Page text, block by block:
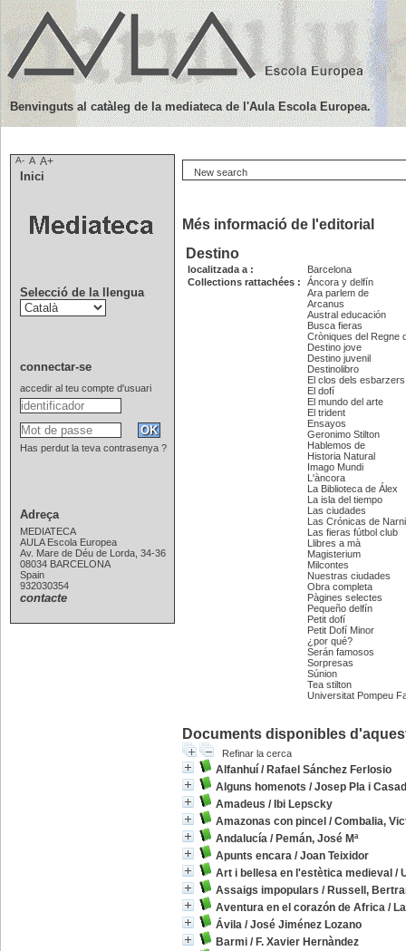
New search
Més informació de l'editorial
Destino
localitzada a :
Barcelona
Collections rattachées :
Áncora y delfín
Ara parlem de
Arcanus
Austral educación
Busca fieras
Cròniques del Regne
Destino jove
Destino juvenil
Destinolibro
El clos dels esbarzers
El dofí
El mundo del arte
El trident
Ensayos
Geronimo Stilton
Hablemos de
Historia Natural
Imago Mundi
L'àncora
La Biblioteca de Álex
La isla del tiempo
Las ciudades
Las Crónicas de
Las fieras fútbol club
Llibres a mà
Magisterium
Milcontes
Nuestras ciudades
Obra completa
Pàgines selectes
Pequeño delfín
Petit dofí
Petit Dofí Minor
¿por qué?
Serán famosos
Sorpresas
Súnion
Tea stilton
Universitat Pompeu
Documents disponibles
Refinar la cerca
Alfanhuí / Rafael Sánchez Ferlosio
Alguns homenots /Josep Pla i
Amadeus / Ibi Lepscky
Amazonas con pincel /Combalia,
Andalucía / Pemán, José Mª
Apunts encara /Joan Teixidor
Art i bellesa en l'estètica medieval /
Assaigs impopulars / Russell,
Aventura en el corazón de Africa /
Ávila /José Jiménez Lozano
Barmi / F. Xavier Hernàndez
Benvinguts al catàleg de la mediateca de l'Aula Escola Europea.
A- A A+
Inici
Selecció de la llengua
connectar-se
accedir al teu compte d'usuari
Has perdut la teva contrasenya ?
Adreça
MEDIATECA
AULA Escola Europea
Av. Mare de Déu de Lorda, 34-36
08034 BARCELONA
Spain
932030354
contacte